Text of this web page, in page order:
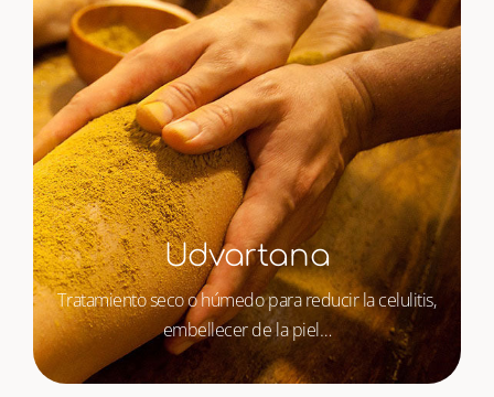
Udvartana
Tratamiento seco o húmedo para reducir la celulitis,
embellecer de la piel…